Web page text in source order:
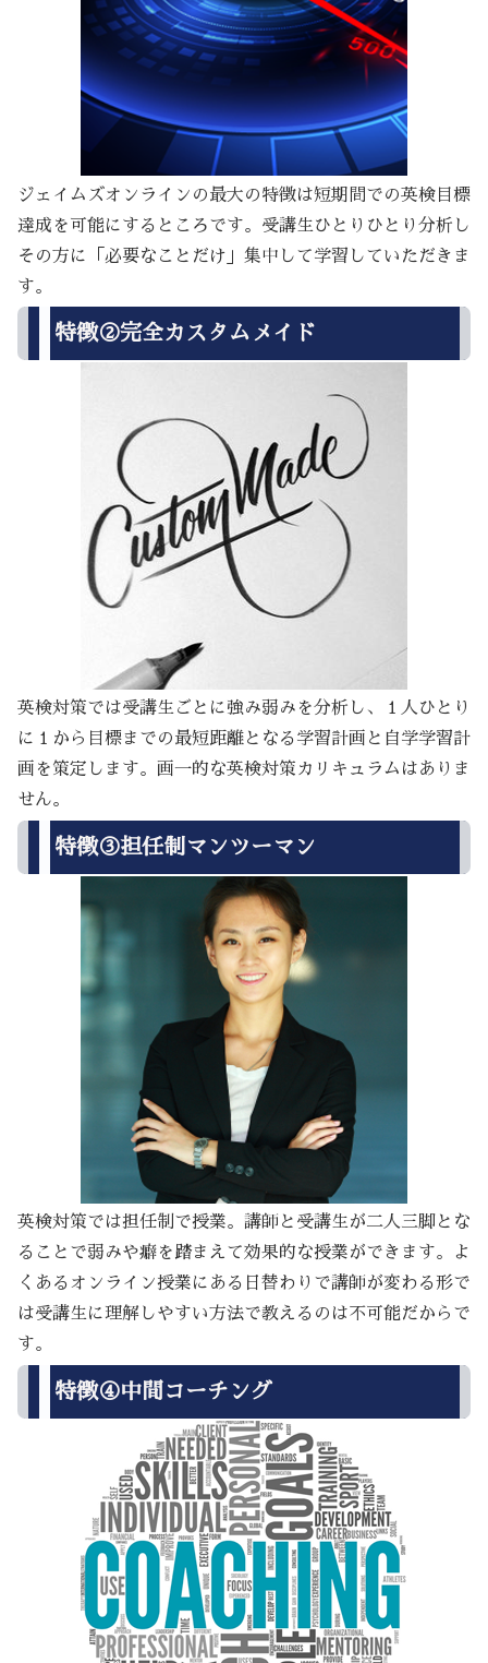
ジェイムズオンラインの最大の特徴は短期間での英検目標
達成を可能にするところです。受講生ひとりひとり分析し
その方に「必要なことだけ」集中して学習していただきま
す。
特徴②完全カスタムメイド
英検対策では受講生ごとに強み弱みを分析し、１人ひとり
に１から目標までの最短距離となる学習計画と自学学習計
画を策定します。画一的な英検対策カリキュラムはありま
せん。
特徴③担任制マンツーマン
英検対策では担任制で授業。講師と受講生が二人三脚とな
ることで弱みや癖を踏まえて効果的な授業ができます。よ
くあるオンライン授業にある日替わりで講師が変わる形で
は受講生に理解しやすい方法で教えるのは不可能だからで
す。
特徴④中間コーチング